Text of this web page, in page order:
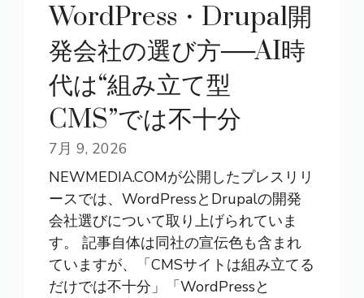
WordPress・Drupal開
発会社の選び方──AI時
代は“組み立て型
CMS”では不十分
7月 9, 2026
NEWMEDIA.COMが公開したプレスリリ
ースでは、WordPressとDrupalの開発
会社選びについて取り上げられていま
す。 記事自体は同社の宣伝色も含まれ
ていますが、「CMSサイトは組み立てる
だけでは不十分」「WordPressと